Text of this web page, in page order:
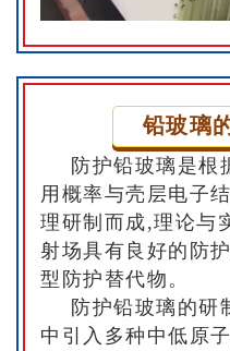
铅玻璃
防护铅玻璃是根
用概率与壳层电子
理研制而成,理论与
射场具有良好的防
型防护替代物。
防护铅玻璃的研
中引入多种中低原